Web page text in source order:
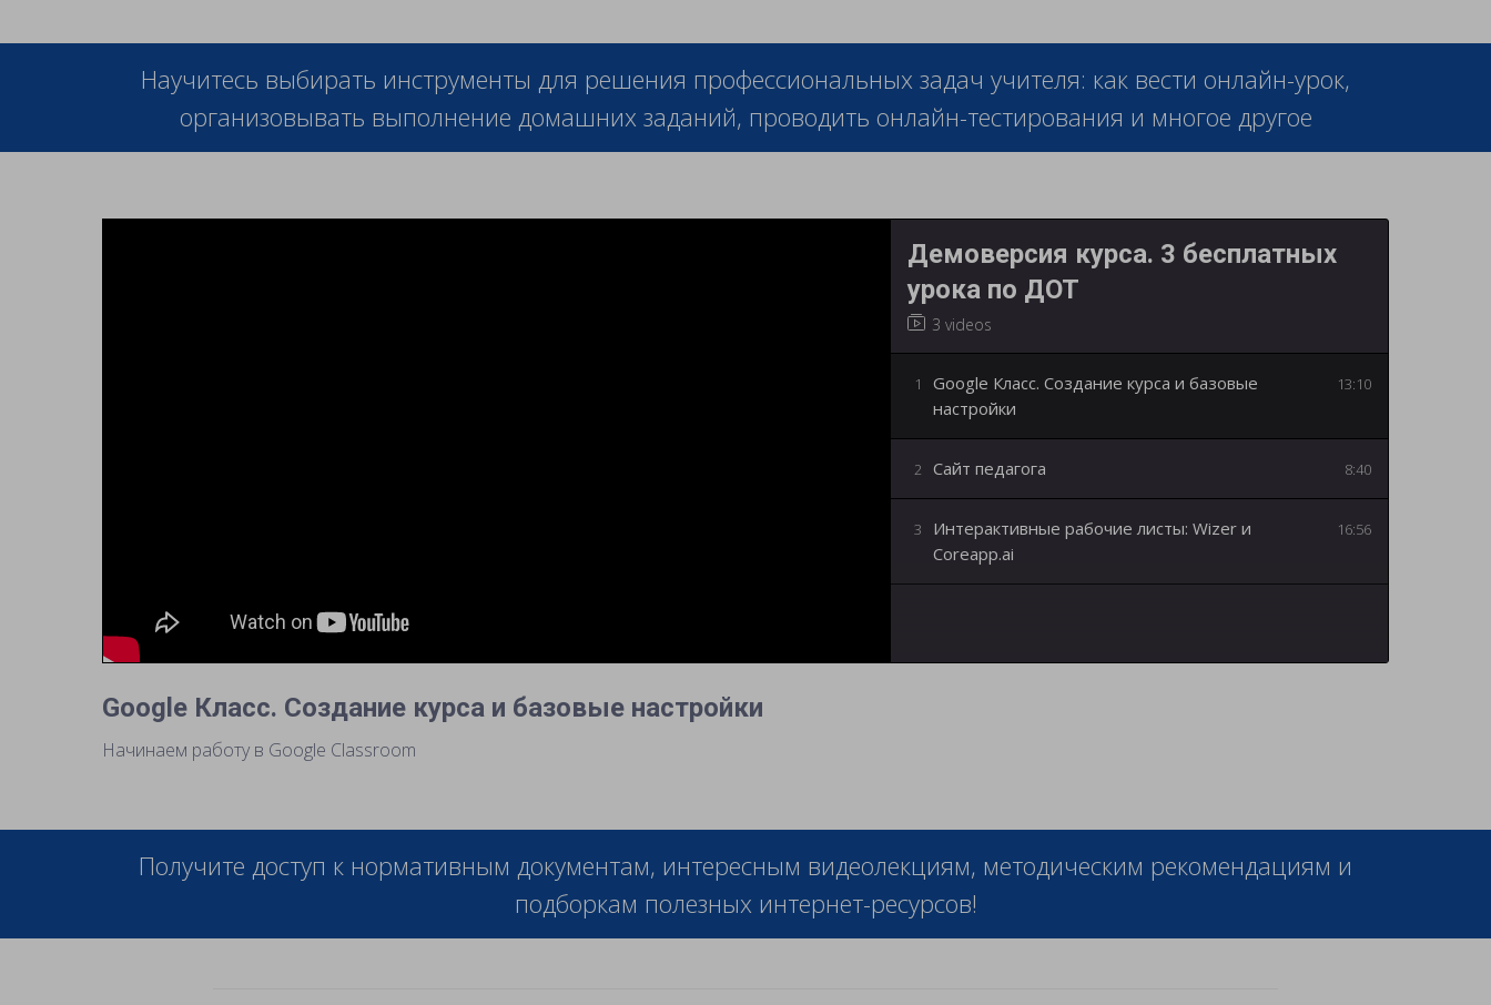
Научитесь выбирать инструменты для решения профессиональных задач учителя: как вести онлайн-урок,
организовывать выполнение домашних заданий, проводить онлайн-тестирования и многое другое
Демоверсия курса. 3 бесплатных
урока по ДОТ
3 videos
1
Google Класс. Создание курса и базовые
настройки
13:10
2 Сайт педагога 8:40
3
Интерактивные рабочие листы: Wizer и
Coreapp.ai
16:56
Google Класс. Создание курса и базовые настройки
Начинаем работу в Google Classroom
Получите доступ к нормативным документам, интересным видеолекциям, методическим рекомендациям и
подборкам полезных интернет-ресурсов!